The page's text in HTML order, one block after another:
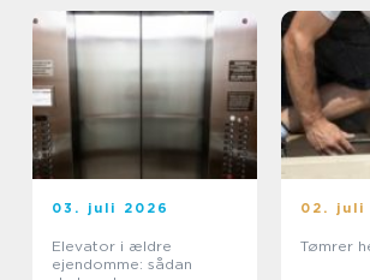
03. juli 2026
Elevator i ældre
ejendomme: sådan
02. juli
Tømrer